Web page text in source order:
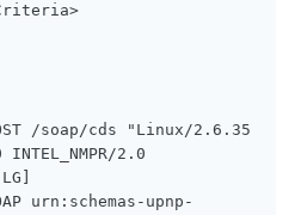
/soap/cds "Linux/2.6.35
INTEL_NMPR/2.0
urn:schemas-upnp-